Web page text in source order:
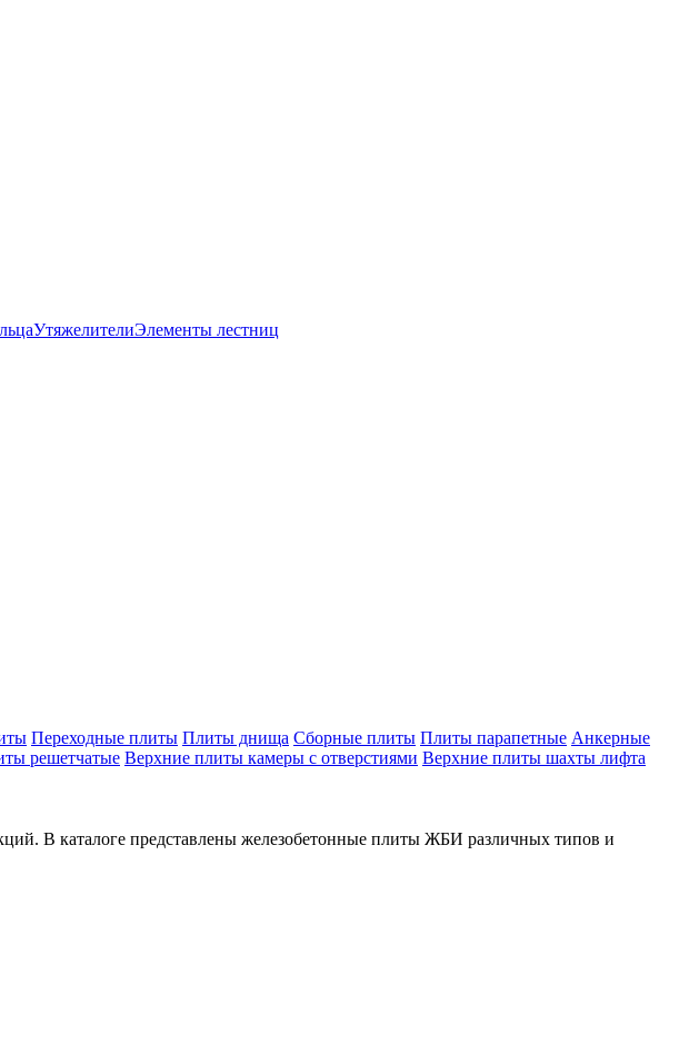
УтяжелителиЭлементы лестниц
Переходные плиты Плиты днища Сборные плиты Плиты парапетные Анкерные
решетчатые Верхние плиты камеры с отверстиями Верхние плиты шахты лифта
В каталоге представлены железобетонные плиты ЖБИ различных типов и